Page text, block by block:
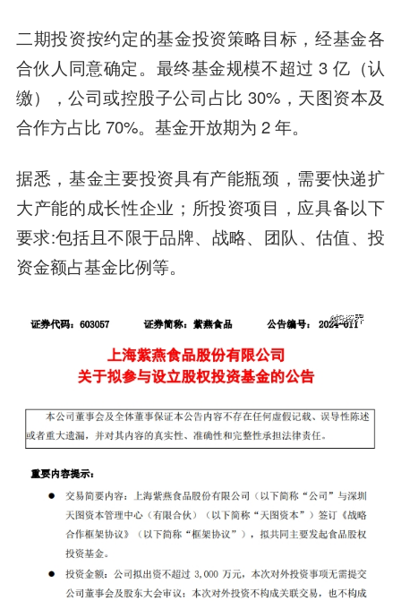
二期投资按约定的基金投资策略目标，经基金各
合伙人同意确定。最终基金规模不超过 3 亿（认
缴），公司或控股子公司占比 30%，天图资本及
合作方占比 70%。基金开放期为 2 年。
据悉，基金主要投资具有产能瓶颈，需要快递扩
大产能的成长性企业；所投资项目，应具备以下
要求:包括且不限于品牌、战略、团队、估值、投
资金额占基金比例等。